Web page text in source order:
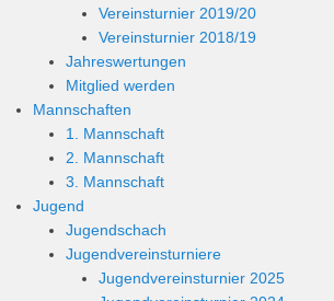
Vereinsturnier 2019/20
Vereinsturnier 2018/19
Jahreswertungen
Mitglied werden
Mannschaften
1. Mannschaft
2. Mannschaft
3. Mannschaft
Jugend
Jugendschach
Jugendvereinsturniere
Jugendvereinsturnier 2025